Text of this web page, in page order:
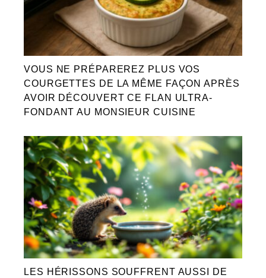
VOUS NE PRÉPAREREZ PLUS VOS
COURGETTES DE LA MÊME FAÇON APRÈS
AVOIR DÉCOUVERT CE FLAN ULTRA-
FONDANT AU MONSIEUR CUISINE
LES HÉRISSONS SOUFFRENT AUSSI DE